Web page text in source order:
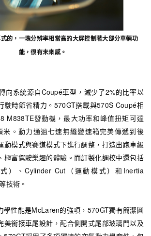
的，一塊分辨率相當高的大屏控制著大部分車輛功
能，很有未來感。
向系統源自Coupé車型，減少了2%的比率以
駛時節省精力。570GT搭載與570S Coupé相
M838TE發動機，最大功率和峰值扭矩可達
米。動力通過七速無縫變速箱完美傳遞到後
動模式與賽道模式下進行調整，打造出跑車級
極富駕駛樂趣的體驗。而訂製化調校中還包括
）、Cylinder Cut（運動模式）和Inertia
技術。
學性能是McLaren的強項，570GT獨有簡潔圓
美銜接車尾設計，配合側開式尾部玻璃門以及